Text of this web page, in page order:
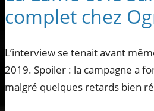
complet chez
L’interview se tenait avant
2019. Spoiler : la campagne a
malgré quelques retards bien